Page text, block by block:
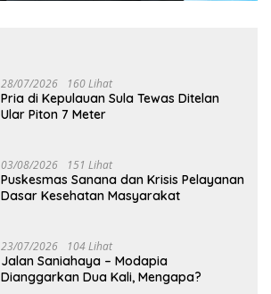
28/07/2026 160 Lihat
Pria di Kepulauan Sula Tewas Ditelan
Ular Piton 7 Meter
03/08/2026 151 Lihat
Puskesmas Sanana dan Krisis Pelayanan
Dasar Kesehatan Masyarakat
23/07/2026 104 Lihat
Jalan Saniahaya – Modapia
Dianggarkan Dua Kali, Mengapa?